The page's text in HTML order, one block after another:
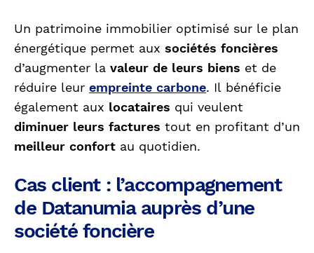
Un patrimoine immobilier optimisé sur le plan
énergétique permet aux sociétés foncières
d’augmenter la valeur de leurs biens et de
réduire leur empreinte carbone. Il bénéficie
également aux locataires qui veulent
diminuer leurs factures tout en profitant d’un
meilleur confort au quotidien.
Cas client : l’accompagnement
de Datanumia auprès d’une
société foncière